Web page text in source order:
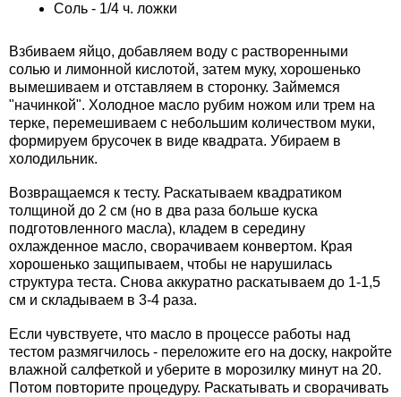
Соль - 1/4 ч. ложки
Взбиваем яйцо, добавляем воду с растворенными
солью и лимонной кислотой, затем муку, хорошенько
вымешиваем и отставляем в сторонку. Займемся
"начинкой". Холодное масло рубим ножом или трем на
терке, перемешиваем с небольшим количеством муки,
формируем брусочек в виде квадрата. Убираем в
холодильник.
Возвращаемся к тесту. Раскатываем квадратиком
толщиной до 2 см (но в два раза больше куска
подготовленного масла), кладем в середину
охлажденное масло, сворачиваем конвертом. Края
хорошенько защипываем, чтобы не нарушилась
структура теста. Снова аккуратно раскатываем до 1-1,5
см и складываем в 3-4 раза.
Если чувствуете, что масло в процессе работы над
тестом размягчилось - переложите его на доску, накройте
влажной салфеткой и уберите в морозилку минут на 20.
Потом повторите процедуру. Раскатывать и сворачивать